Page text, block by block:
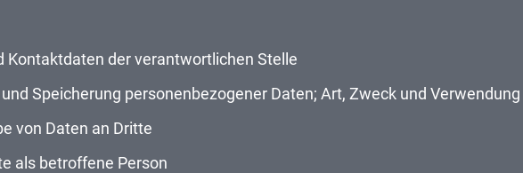
Kontaktdaten der verantwortlichen Stelle
Speicherung personenbezogener Daten; Art, Zweck und Verwendung
von Daten an Dritte
als betroffene Person